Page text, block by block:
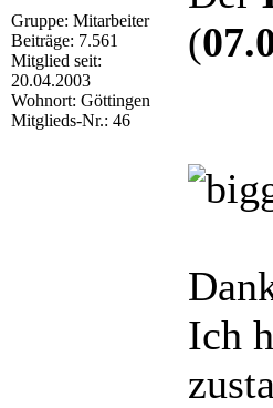
Gruppe: Mitarbeiter
Beiträge: 7.561
Mitglied seit:
20.04.2003
Wohnort: Göttingen
Mitglieds-Nr.: 46
(
Ich